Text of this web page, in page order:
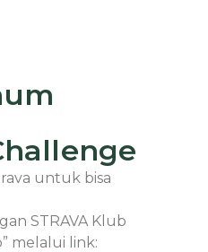
untuk bisa
STRAVA Klub
melalui link: